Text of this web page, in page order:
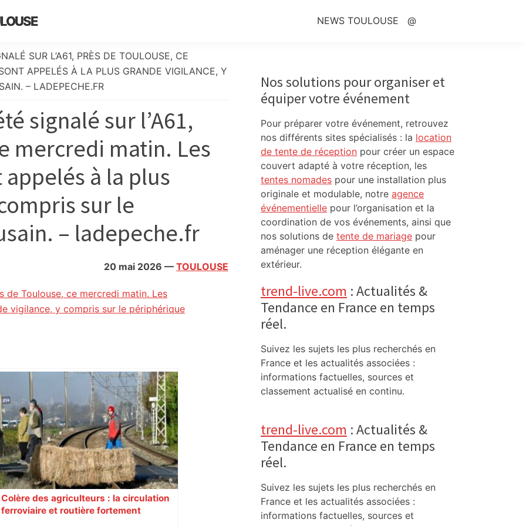
NEWS TOULOUSE @
SUR L’A61, PRÈS DE TOULOUSE, CE
APPELÉS À LA PLUS GRANDE VIGILANCE, Y
– LADEPECHE.FR
signalé sur l’A61,
mercredi matin. Les
à la plus
sur le
– ladepeche.fr
20 mai 2026 — TOULOUSE
de Toulouse, ce mercredi matin. Les
vigilance, y compris sur le périphérique
Colère des agriculteurs : la circulation
ferroviaire et routière fortement
Sidebar
Nos solutions pour organiser et
équiper votre événement
Pour préparer votre événement, retrouvez
nos différents sites spécialisés : la location
de tente de réception pour créer un espace
couvert adapté à votre réception, les
tentes nomades pour une installation plus
originale et modulable, notre agence
événementielle pour l’organisation et la
coordination de vos événements, ainsi que
nos solutions de tente de mariage pour
aménager une réception élégante en
extérieur.
trend-live.com : Actualités &
Tendance en France en temps
réel.
Suivez les sujets les plus recherchés en
France et les actualités associées :
informations factuelles, sources et
classement actualisé en continu.
trend-live.com : Actualités &
Tendance en France en temps
réel.
Suivez les sujets les plus recherchés en
France et les actualités associées :
informations factuelles, sources et